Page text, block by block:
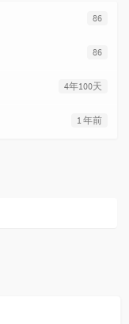
86
86
4年100天
1 年前